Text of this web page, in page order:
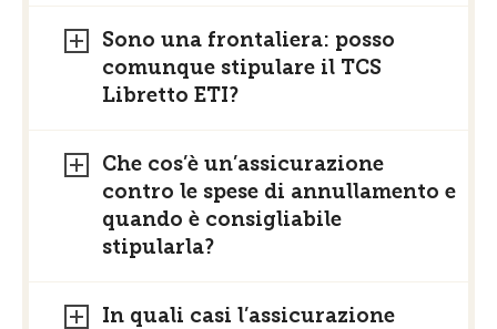
Sono una frontaliera: posso
comunque stipulare il TCS
Libretto ETI?
Che cos’è un’assicurazione
contro le spese di annullamento e
quando è consigliabile
stipularla?
In quali casi l’assicurazione